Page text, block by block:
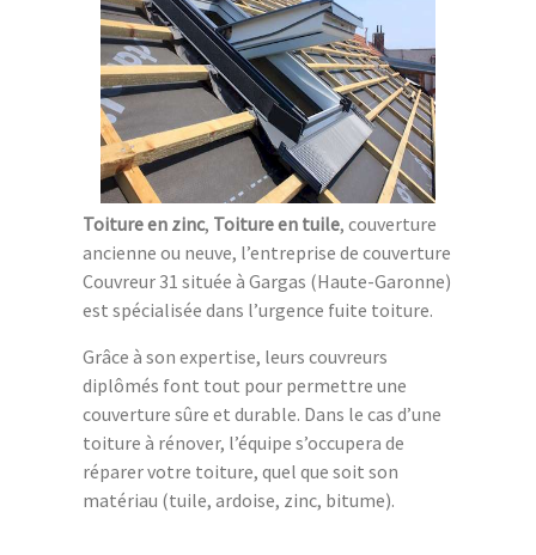
Toiture en zinc, Toiture en tuile, couverture
ancienne ou neuve, l’entreprise de couverture
Couvreur 31 située à Gargas (Haute-Garonne)
est spécialisée dans l’urgence fuite toiture.
Grâce à son expertise, leurs couvreurs
diplômés font tout pour permettre une
couverture sûre et durable. Dans le cas d’une
toiture à rénover, l’équipe s’occupera de
réparer votre toiture, quel que soit son
matériau (tuile, ardoise, zinc, bitume).